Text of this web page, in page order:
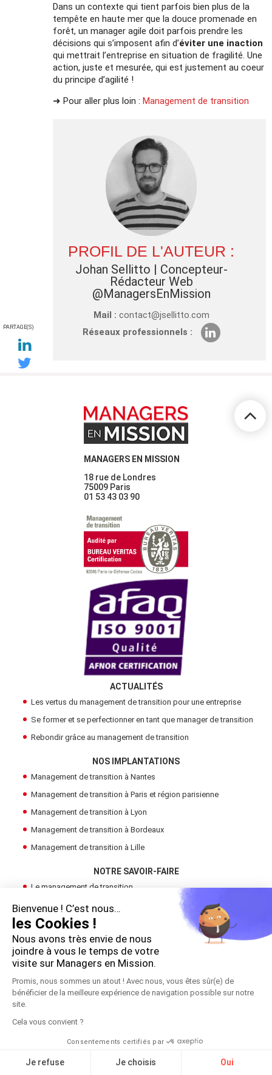
PARTAGE(S)
Dans un contexte qui tient parfois bien plus de la
tempête en haute mer que la douce promenade en
forêt, un manager agile doit parfois prendre les
décisions qui s’imposent afin d’éviter une inaction
qui mettrait l’entreprise en situation de fragilité. Une
action, juste et mesurée, qui est justement au coeur
du principe d’agilité !
➜ Pour aller plus loin :Management de transition
PROFIL DE L'AUTEUR :
Johan Sellitto | Concepteur-
Rédacteur Web
@ManagersEnMission
Mail : contact@jsellitto.com
Réseaux professionnels :
!
S'inscrire à la réunion
MANAGERS EN MISSION
18 rue de Londres
75009 Paris
01 53 43 03 90
ACTUALITÉS
Les vertus du management de transition pour une entreprise
Se former et se perfectionner en tant que manager de transition
Rebondir grâce au management de transition
NOS IMPLANTATIONS
Management de transition à Nantes
Management de transition à Paris et région parisienne
Management de transition à Lyon
Management de transition à Bordeaux
Management de transition à Lille
NOTRE SAVOIR-FAIRE
Le management de transition
Devenir Manager de Transition
Trouver un manager de transition
LE GROUPE
Cadres en Mission
Mentions légales
Contact
Bienvenue ! C’est nous…
les Cookies !
Nous avons très envie de nous
joindre à vous le temps de votre
visite sur Managers en Mission.
Promis, nous sommes un atout ! Avec nous, vous êtes sûr(e) de
bénéficier de la meilleure expérience de navigation possible sur notre
site.
Cela vous convient ?
Consentements certifiés par
Je refuse Je choisis Oui